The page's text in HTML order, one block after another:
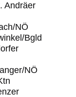
Andräer
NÖ
Bgld
NÖ